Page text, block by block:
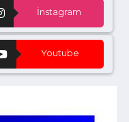
İnstagram
Youtube